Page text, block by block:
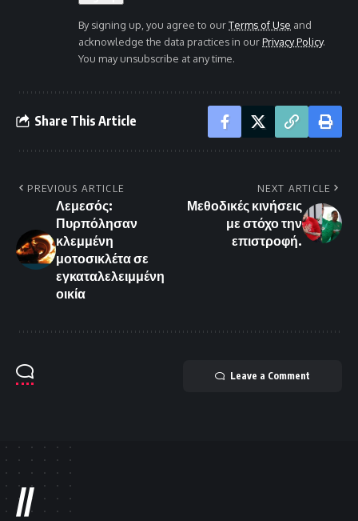
By signing up, you agree to ourTerms of Use and
acknowledge the data practices in ourPrivacy Policy.
You may unsubscribe at any time.
Share This Article
PREVIOUS ARTICLE
Λεμεσός:
Πυρπόλησαν
κλεμμένη
μοτοσικλέτα σε
εγκαταλελειμμένη
οικία
NEXT ARTICLE
Μεθοδικές κινήσεις
με στόχο την
επιστροφή.
Leave a Comment
//